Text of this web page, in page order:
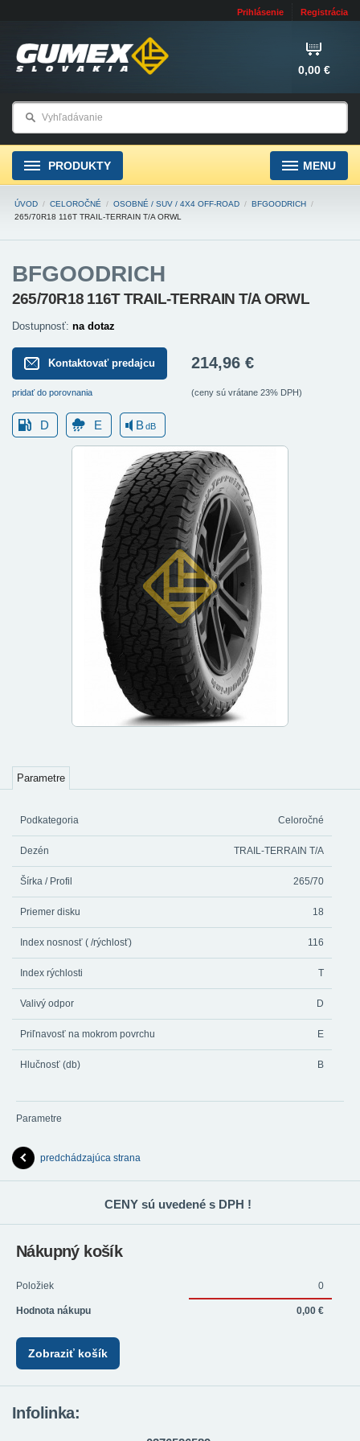
Prihlásenie Registrácia
0,00 €
PRODUKTY MENU
ÚVOD / CELOROČNÉ / OSOBNÉ / SUV / 4X4 OFF-ROAD / BFGOODRICH /
265/70R18 116T TRAIL-TERRAIN T/A ORWL
BFGOODRICH
265/70R18 116T TRAIL-TERRAIN T/A ORWL
Dostupnosť: na dotaz
Kontaktovať predajcu
pridať do porovnania
214,96 €
(ceny sú vrátane 23% DPH)
D E BdB
Parametre
Podkategoria Celoročné
Dezén TRAIL-TERRAIN T/A
Šírka / Profil 265/70
Priemer disku 18
Index nosnosť ( /rýchlosť) 116
Index rýchlosti T
Valivý odpor D
Priľnavosť na mokrom povrchu E
Hlučnosť (db) B
Parametre
predchádzajúca strana
CENY sú uvedené s DPH !
Nákupný košík
Položiek 0
Hodnota nákupu 0,00 €
Zobraziť košík
Infolinka: